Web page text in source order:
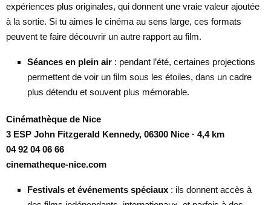
expériences plus originales, qui donnent une vraie valeur ajoutée
à la sortie. Si tu aimes le cinéma au sens large, ces formats
peuvent te faire découvrir un autre rapport au film.
Séances en plein air : pendant l’été, certaines projections
permettent de voir un film sous les étoiles, dans un cadre
plus détendu et souvent plus mémorable.
Cinémathèque de Nice
3 ESP John Fitzgerald Kennedy, 06300 Nice · 4,4 km
04 92 04 06 66
cinematheque-nice.com
Festivals et événements spéciaux : ils donnent accès à